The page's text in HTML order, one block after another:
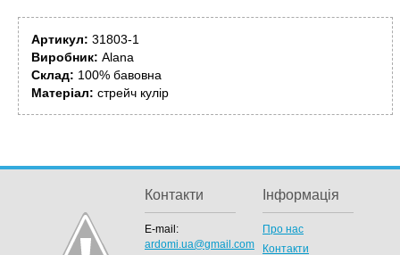
Артикул: 31803-1
Виробник: Alana
Склад: 100% бавовна
Матеріал: стрейч кулір
Контакти
E-mail:
ardomi.ua@gmail.com
Інформація
Про нас
Контакти